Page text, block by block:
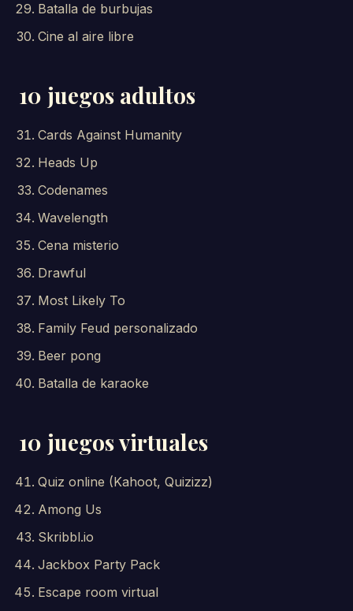
Batalla de burbujas
Cine al aire libre
10 juegos adultos
Cards Against Humanity
Heads Up
Codenames
Wavelength
Cena misterio
Drawful
Most Likely To
Family Feud personalizado
Beer pong
Batalla de karaoke
10 juegos virtuales
Quiz online (Kahoot, Quizizz)
Among Us
Skribbl.io
Jackbox Party Pack
Escape room virtual